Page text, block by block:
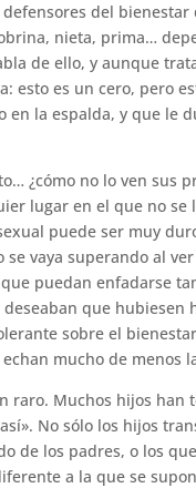
defensores del
nieta, prima…
de ello, y aunque
esto es un cero, pero
en la espalda, y que le
¿cómo no lo ven sus
lugar en el que no
puede ser muy
vaya superando al
puedan enfadarse
que
sobre el
mucho de menos
raro. Muchos hijos
No sólo los hijos
de los padres, o los
a la que se